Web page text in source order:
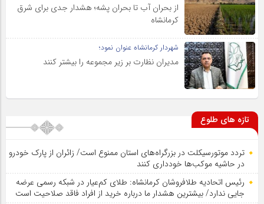
از بحران آب تا بحران پشه؛ هشدار جدی برای شرق
کرمانشاه
شهردار کرمانشاه عنوان نمود؛
مدیران نظارت بر زیر مجموعه را بیشتر کنند
تازه های طلوع
تردد موتورسیکلت در بزرگراه‌های استان ممنوع است/ زائران از پارک خودرو
در حاشیه موکب‌ها خودداری کنند
رئیس اتحادیه طلافروشان کرمانشاه: طلای کم‌عیار در شبکه رسمی عرضه
جایی ندارد/ بیشترین هشدار ما درباره خرید از افراد فاقد صلاحیت است